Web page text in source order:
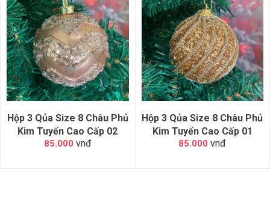
Hộp 3 Qủa Size 8 Châu Phủ
Kim Tuyến Cao Cấp 02
85.000 vnđ
Hộp 3 Qủa Size 8 Châu Phủ
Kim Tuyến Cao Cấp 01
85.000 vnđ